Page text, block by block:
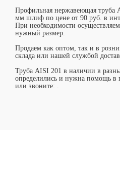
Профильная нержавеющая труба
мм шлиф по цене от 90 руб. в
При необходимости
нужный размер.
Продаем как оптом, так и в
склада или нашей службой
Труба AISI 201 в наличии в
определились и нужна помощь в
или звоните: